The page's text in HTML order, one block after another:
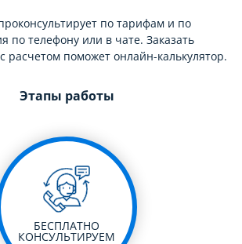
по тарифам и по
по телефону или в чате. Заказать
расчетом поможет онлайн-калькулятор.
Этапы работы
БЕСПЛАТНО
КОНСУЛЬТИРУЕМ